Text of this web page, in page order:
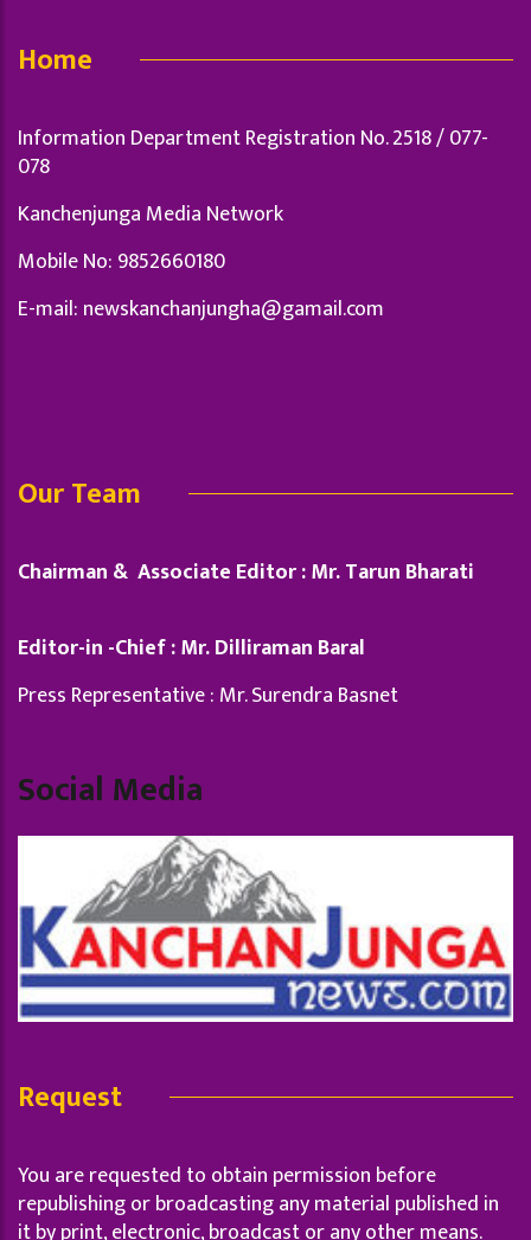
Home
Information Department Registration No. 2518 / 077-
078
Kanchenjunga Media Network
Mobile No: 9852660180
E-mail: newskanchanjungha@gamail.com
Our Team
Chairman & Associate Editor : Mr. Tarun Bharati
Editor-in -Chief : Mr. Dilliraman Baral
Press Representative : Mr. Surendra Basnet
Social Media
Request
You are requested to obtain permission before
republishing or broadcasting any material published in
it by print, electronic, broadcast or any other means.